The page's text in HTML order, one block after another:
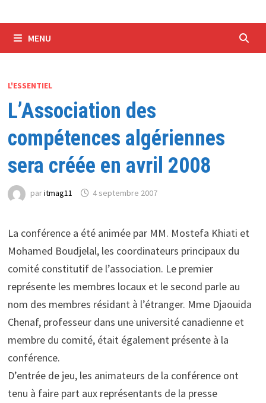
MENU
L'ESSENTIEL
L’Association des
compétences algériennes
sera créée en avril 2008
paritmag11 4 septembre 2007
La conférence a été animée par MM. Mostefa Khiati et
Mohamed Boudjelal, les coordinateurs principaux du
comité constitutif de l’association. Le premier
représente les membres locaux et le second parle au
nom des membres résidant à l’étranger. Mme Djaouida
Chenaf, professeur dans une université canadienne et
membre du comité, était également présente à la
conférence.
D’entrée de jeu, les animateurs de la conférence ont
tenu à faire part aux représentants de la presse